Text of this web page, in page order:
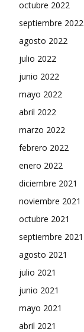
octubre 2022
septiembre 2022
agosto 2022
julio 2022
junio 2022
mayo 2022
abril 2022
marzo 2022
febrero 2022
enero 2022
diciembre 2021
noviembre 2021
octubre 2021
septiembre 2021
agosto 2021
julio 2021
junio 2021
mayo 2021
abril 2021